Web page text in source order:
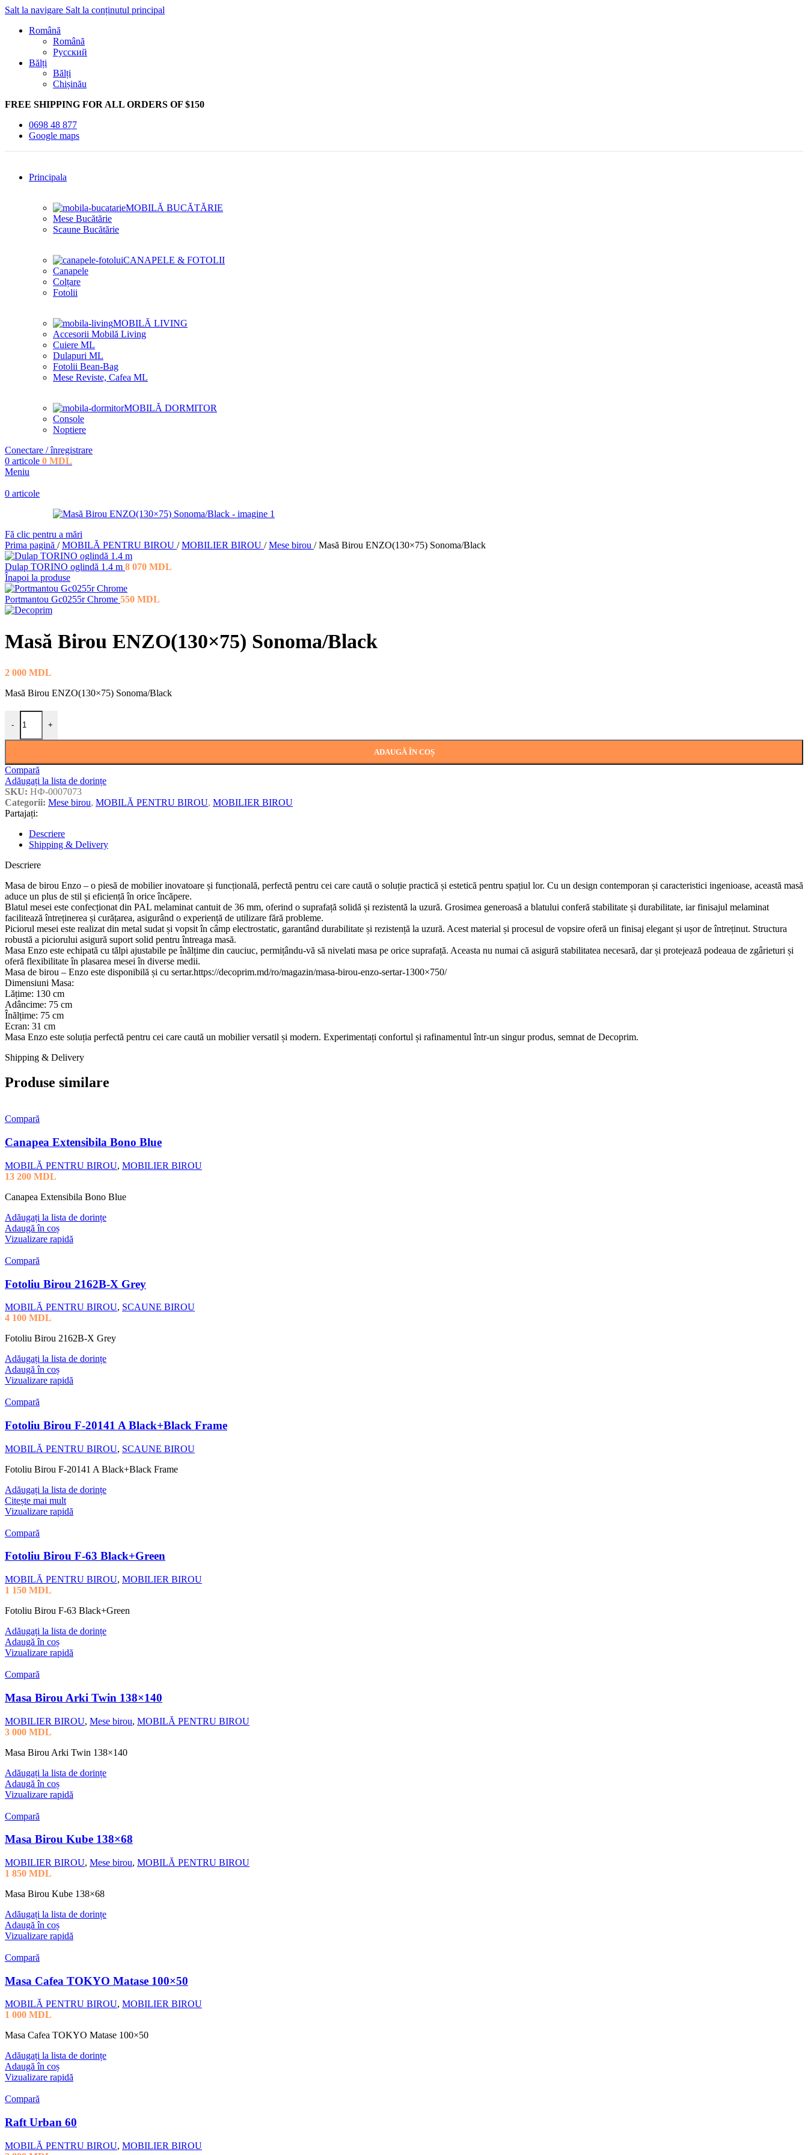
Salt la navigare Salt la conținutul principal
Română
Română
Русский
Bălți
Bălți
Chișinău
FREE SHIPPING FOR ALL ORDERS OF $150
0698 48 877
Google maps
Principala
MOBILĂ BUCĂTĂRIE
Mese Bucătărie
Scaune Bucătărie
CANAPELE & FOTOLII
Canapele
Colțare
Fotolii
MOBILĂ LIVING
Accesorii Mobilă Living
Cuiere ML
Dulapuri ML
Fotolii Bean-Bag
Mese Reviste, Cafea ML
MOBILĂ DORMITOR
Console
Noptiere
Conectare / înregistrare
0 articole 0 MDL
Meniu
0 articole
Fă clic pentru a mări
Prima pagină / MOBILĂ PENTRU BIROU / MOBILIER BIROU / Mese birou / Masă Birou ENZO(130×75) Sonoma/Black
Dulap TORINO oglindă 1.4 m 8 070 MDL
Înapoi la produse
Portmantou Gc0255r Chrome 550 MDL
Masă Birou ENZO(130×75) Sonoma/Black
2 000 MDL
Masă Birou ENZO(130×75) Sonoma/Black
-
Cantitate Masă Birou ENZO(130×75) Sonoma/Black
+
ADAUGĂ ÎN COȘ
Compară
Adăugați la lista de dorințe
SKU: НФ-0007073
Categorii: Mese birou, MOBILĂ PENTRU BIROU, MOBILIER BIROU
Partajați:
Descriere
Shipping & Delivery
Descriere
Masa de birou Enzo – o piesă de mobilier inovatoare și funcțională, perfectă pentru cei care caută o soluție practică și estetică pentru spațiul lor. Cu un design contemporan și caracteristici ingenioase, această masă
aduce un plus de stil și eficiență în orice încăpere.
Blatul mesei este confecționat din PAL melaminat cantuit de 36 mm, oferind o suprafață solidă și rezistentă la uzură. Grosimea generoasă a blatului conferă stabilitate și durabilitate, iar finisajul melaminat
facilitează întreținerea și curățarea, asigurând o experiență de utilizare fără probleme.
Piciorul mesei este realizat din metal sudat și vopsit în câmp electrostatic, garantând durabilitate și rezistență la uzură. Acest material și procesul de vopsire oferă un finisaj elegant și ușor de întreținut. Structura
robustă a piciorului asigură suport solid pentru întreaga masă.
Masa Enzo este echipată cu tălpi ajustabile pe înălțime din cauciuc, permițându-vă să nivelati masa pe orice suprafață. Aceasta nu numai că asigură stabilitatea necesară, dar și protejează podeaua de zgârieturi și
oferă flexibilitate în plasarea mesei în diverse medii.
Masa de birou – Enzo este disponibilă și cu sertar.https://decoprim.md/ro/magazin/masa-birou-enzo-sertar-1300×750/
Dimensiuni Masa:
Lățime: 130 cm
Adâncime: 75 cm
Înălțime: 75 cm
Ecran: 31 cm
Masa Enzo este soluția perfectă pentru cei care caută un mobilier versatil și modern. Experimentați confortul și rafinamentul într-un singur produs, semnat de Decoprim.
Shipping & Delivery
Produse similare
Compară
Canapea Extensibila Bono Blue
MOBILĂ PENTRU BIROU, MOBILIER BIROU
13 200 MDL
Canapea Extensibila Bono Blue
Adăugați la lista de dorințe
Adaugă în coș
Vizualizare rapidă
Compară
Fotoliu Birou 2162B-X Grey
MOBILĂ PENTRU BIROU, SCAUNE BIROU
4 100 MDL
Fotoliu Birou 2162B-X Grey
Adăugați la lista de dorințe
Adaugă în coș
Vizualizare rapidă
Compară
Fotoliu Birou F-20141 A Black+Black Frame
MOBILĂ PENTRU BIROU, SCAUNE BIROU
Fotoliu Birou F-20141 A Black+Black Frame
Adăugați la lista de dorințe
Citește mai mult
Vizualizare rapidă
Compară
Fotoliu Birou F-63 Black+Green
MOBILĂ PENTRU BIROU, MOBILIER BIROU
1 150 MDL
Fotoliu Birou F-63 Black+Green
Adăugați la lista de dorințe
Adaugă în coș
Vizualizare rapidă
Compară
Masa Birou Arki Twin 138×140
MOBILIER BIROU, Mese birou, MOBILĂ PENTRU BIROU
3 000 MDL
Masa Birou Arki Twin 138×140
Adăugați la lista de dorințe
Adaugă în coș
Vizualizare rapidă
Compară
Masa Birou Kube 138×68
MOBILIER BIROU, Mese birou, MOBILĂ PENTRU BIROU
1 850 MDL
Masa Birou Kube 138×68
Adăugați la lista de dorințe
Adaugă în coș
Vizualizare rapidă
Compară
Masa Cafea TOKYO Matase 100×50
MOBILĂ PENTRU BIROU, MOBILIER BIROU
1 000 MDL
Masa Cafea TOKYO Matase 100×50
Adăugați la lista de dorințe
Adaugă în coș
Vizualizare rapidă
Compară
Raft Urban 60
MOBILĂ PENTRU BIROU, MOBILIER BIROU